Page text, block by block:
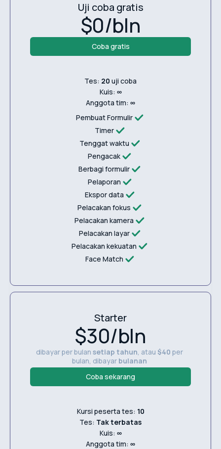
Uji coba gratis
$0/bln
Coba gratis
Tes: 20 uji coba
Kuis: ∞
Anggota tim: ∞
Pembuat Formulir
Timer
Tenggat waktu
Pengacak
Berbagi formulir
Pelaporan
Ekspor data
Pelacakan fokus
Pelacakan kamera
Pelacakan layar
Pelacakan kekuatan
Face Match
Starter
$30/bln
dibayar per bulansetiap tahun, atau $40per
bulan, dibayar bulanan
Coba sekarang
Kursi peserta tes: 10
Tes: Tak terbatas
Kuis: ∞
Anggota tim: ∞